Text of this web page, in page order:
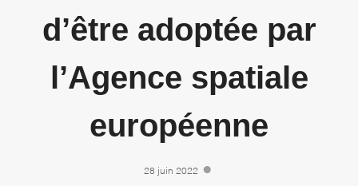
d’être adoptée par
l’Agence spatiale
européenne
28 juin 2022